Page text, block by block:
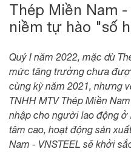
Thép Miền Nam
niềm tự hào "số
Quý I năm 2022, mặc dù
mức tăng trưởng chưa
cùng kỳ năm 2021, nhưng
TNHH MTV Thép Miền
nhập cho người lao động
tâm cao, hoạt động sản
Nam - VNSTEEL sẽ khởi